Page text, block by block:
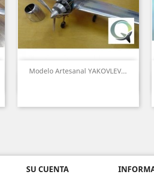
Modelo Artesanal YAKOVLEV...
SU CUENTA